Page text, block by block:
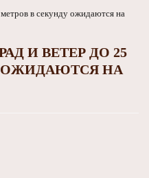
И ВЕТЕР ДО 25
ОЖИДАЮТСЯ НА